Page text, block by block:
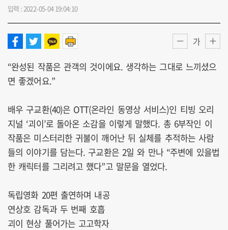
입력 : 2022-05-04 19:04:10
가
“완성된 작품은 관객의 것이에요. 생각하는 그대로 느끼셨으
면 좋겠어요.”
배우 구교환(40)은 OTT(온라인 동영상 서비스)인 티빙 오리
지널 ‘괴이’로 돌아온 소감을 이렇게 말했다. 총 6부작인 이
작품은 미스터리한 귀불이 깨어난 뒤 실체를 추적하는 사람
들의 이야기를 담는다. 구교환은 2일 와 만나 “주변에 있을법
한 캐릭터를 그리려고 했다”고 말문을 열었다.
독립영화 20편 출연하며 내공
연상호 감독과 두 번째 호흡
괴이 현상 풀어가는 고고학자